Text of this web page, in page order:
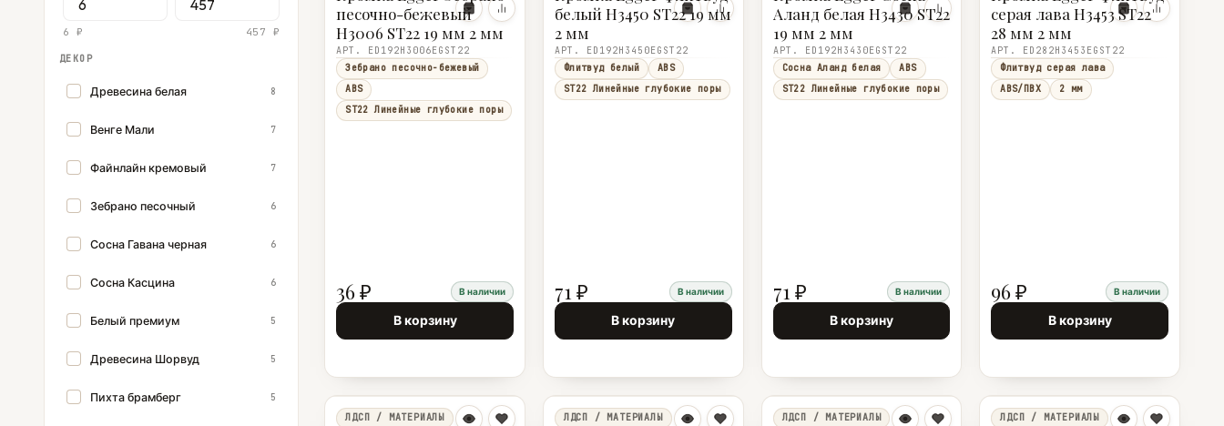
6 ₽ 457 ₽
ДЕКОР
Древесина белая 8
Венге Мали 7
Файнлайн кремовый 7
Зебрано песочный 6
Сосна Гавана черная 6
Сосна Касцина 6
Белый премиум 5
Древесина Шорвуд 5
Пихта брамберг 5
песочно-бежевый
H3006 ST22 19 мм 2 мм
АРТ. ED192H3006EGST22
Зебрано песочно-бежевый
ABS
ST22 Линейные глубокие поры
36 ₽ В наличии
В корзину
белый H3450 ST22 19 мм
2 мм
АРТ. ED192H3450EGST22
Флитвуд белый
ABS
ST22 Линейные глубокие поры
71 ₽ В наличии
В корзину
Аланд белая H3430 ST22
19 мм 2 мм
АРТ. ED192H3430EGST22
Сосна Аланд белая
ABS
ST22 Линейные глубокие поры
71 ₽ В наличии
В корзину
серая лава H3453 ST22
28 мм 2 мм
АРТ. ED282H3453EGST22
Флитвуд серая лава
ABS/ПВХ
2 мм
96 ₽ В наличии
В корзину
ЛДСП / МАТЕРИАЛЫ ЛДСП / МАТЕРИАЛЫ ЛДСП / МАТЕРИАЛЫ ЛДСП / МАТЕРИАЛЫ